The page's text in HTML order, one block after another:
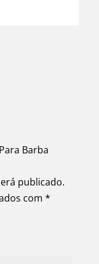
Barba
publicado.
com *